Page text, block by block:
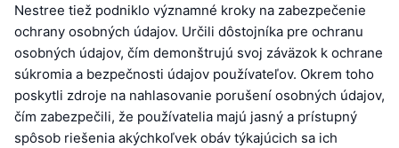
Nestree tiež podniklo významné kroky na zabezpečenie
ochrany osobných údajov. Určili dôstojníka pre ochranu
osobných údajov, čím demonštrujú svoj záväzok k ochrane
súkromia a bezpečnosti údajov používateľov. Okrem toho
poskytli zdroje na nahlasovanie porušení osobných údajov,
čím zabezpečili, že používatelia majú jasný a prístupný
spôsob riešenia akýchkoľvek obáv týkajúcich sa ich